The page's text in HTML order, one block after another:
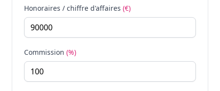
Honoraires / chiffre d'affaires (€)
Commission (%)